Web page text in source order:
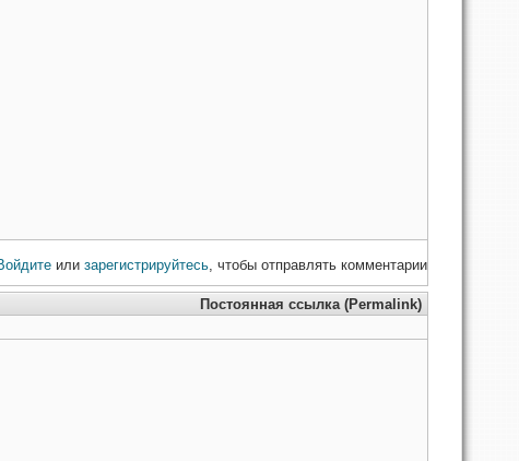
или зарегистрируйтесь, чтобы отправлять комментарии
Постоянная ссылка (Permalink)